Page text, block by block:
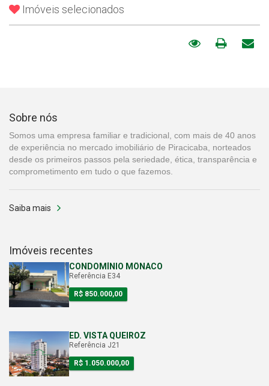
Imóveis selecionados
Sobre nós
Somos uma empresa familiar e tradicional, com mais de 40 anos
de experiência no mercado imobiliário de Piracicaba, norteados
desde os primeiros passos pela seriedade, ética, transparência e
comprometimento em tudo o que fazemos.
Saiba mais
Imóveis recentes
CONDOMÍNIO MÔNACO
Referência E34
R$ 850.000,00
ED. VISTA QUEIROZ
Referência J21
R$ 1.050.000,00